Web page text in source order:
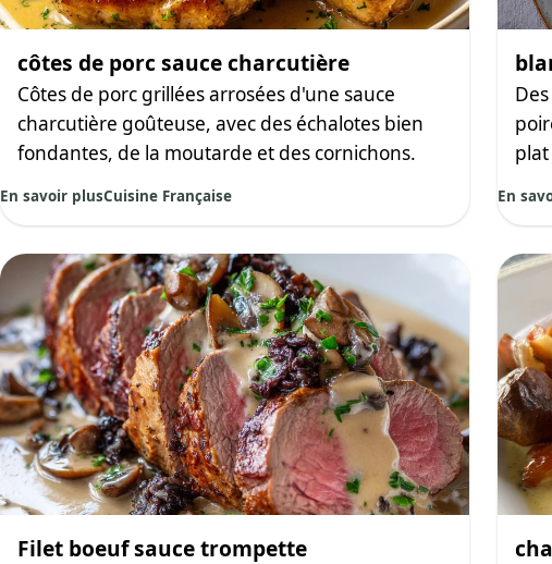
côtes de porc sauce charcutière
Côtes de porc grillées arrosées d'une sauce
charcutière goûteuse, avec des échalotes bien
fondantes, de la moutarde et des cornichons.
En savoir plusCuisine Française En
Filet boeuf sauce trompette